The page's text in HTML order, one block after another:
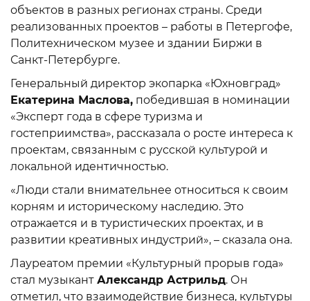
объектов в разных регионах страны. Среди
реализованных проектов – работы в Петергофе,
Политехническом музее и здании Биржи в
Санкт-Петербурге.
Генеральный директор экопарка «Юхновград»
Екатерина Маслова, победившая в номинации
«Эксперт года в сфере туризма и
гостеприимства», рассказала о росте интереса к
проектам, связанным с русской культурой и
локальной идентичностью.
«Люди стали внимательнее относиться к своим
корням и историческому наследию. Это
отражается и в туристических проектах, и в
развитии креативных индустрий», – сказала она.
Лауреатом премии «Культурный прорыв года»
стал музыкант Александр Астрильд. Он
отметил, что взаимодействие бизнеса, культуры